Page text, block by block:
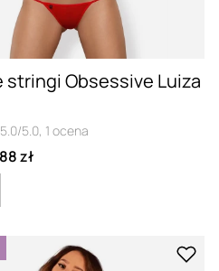
stringi Obsessive Luiza
5.0/5.0, 1 ocena
zł